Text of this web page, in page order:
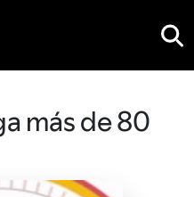
más de 80